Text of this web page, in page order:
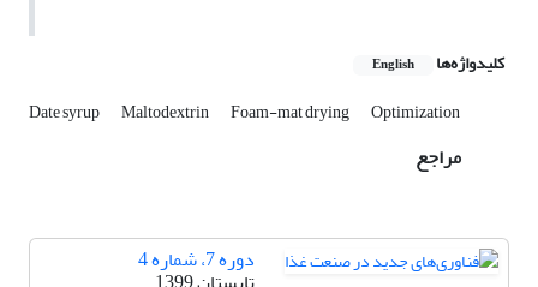
کلیدواژه‌ها English
Date syrup Maltodextrin Foam-mat drying Optimization
مراجع
دوره 7، شماره 4